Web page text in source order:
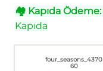
🏘 Kapıda Ödeme:
Kapıda
four_seasons_4370
60